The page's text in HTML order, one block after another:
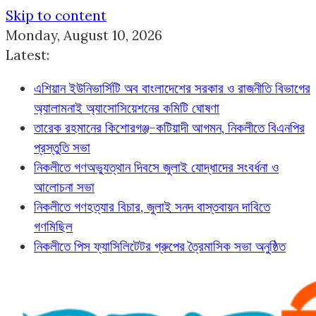
Skip to content
Monday, August 10, 2026
Latest:
এশিয়ান ইউনিভার্সিটি অব বাংলাদেশের সরকার ও রাজনীতি বিভাগের
অ্যালামনাই অ্যাসোসিয়েশনের কমিটি ঘোষণা
তারেক রহমানের কিশোরগঞ্জ-কটিয়াদী আগমন, নিকলীতে বিএনপির
প্রস্তুতি সভা
নিকলীতে গণঅভ্যুত্থান দিবসে জুলাই যোদ্ধাদের সংবর্ধনা ও
আলোচনা সভা
নিকলীতে গণহত্যার বিচার, জুলাই সনদ বাস্তবায়ন দাবিতে
গণমিছিল
নিকলীতে পিস ফ্যাসিলিটেটর গ্রুপের ত্রৈমাসিক সভা অনুষ্ঠিত